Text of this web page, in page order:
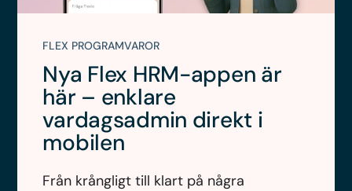
FLEX PROGRAMVAROR
Nya Flex HRM-appen är
här – enklare
vardagsadmin direkt i
mobilen
Från krångligt till klart på några